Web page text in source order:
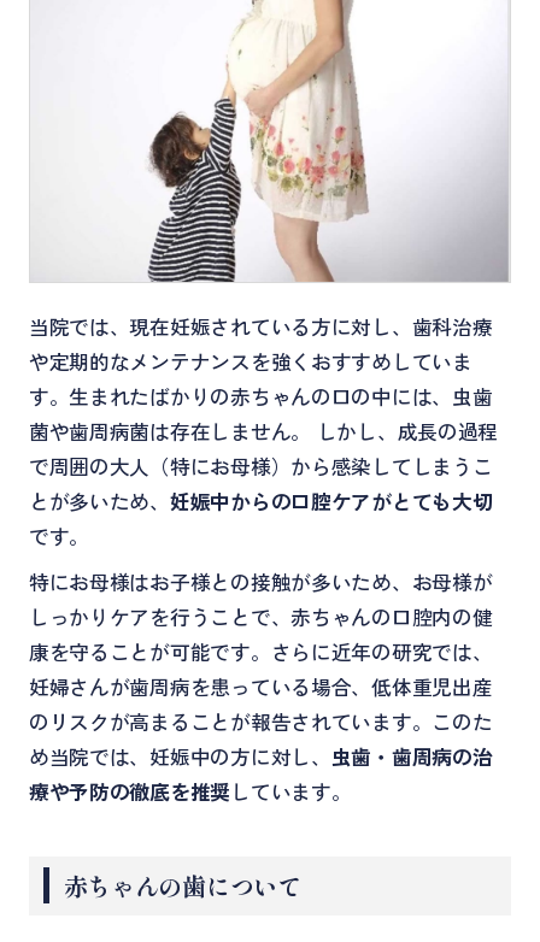
当院では、現在妊娠されている方に対し、歯科治療
や定期的なメンテナンスを強くおすすめしていま
す。生まれたばかりの赤ちゃんの口の中には、虫歯
菌や歯周病菌は存在しません。 しかし、成長の過程
で周囲の大人（特にお母様）から感染してしまうこ
とが多いため、 妊娠中からの口腔ケアがとても大切
です。
特にお母様はお子様との接触が多いため、お母様が
しっかりケアを行うことで、赤ちゃんの口腔内の健
康を守ることが可能です。さらに近年の研究では、
妊婦さんが歯周病を患っている場合、低体重児出産
のリスクが高まることが報告されています。このた
め当院では、妊娠中の方に対し、 虫歯・歯周病の治
療や予防の徹底を推奨 しています。
赤ちゃんの歯について